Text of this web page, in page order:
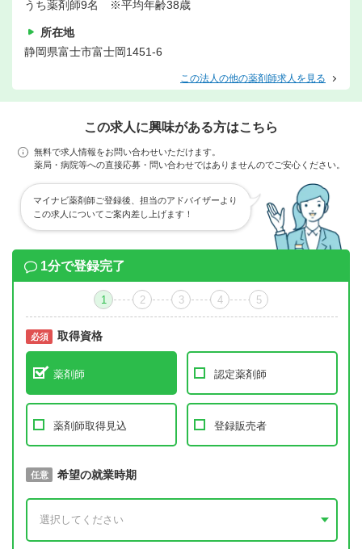
うち薬剤師9名 ※平均年齢38歳
所在地
静岡県富士市富士岡1451-6
この法人の他の薬剤師求人を見る
この求人に興味がある方はこちら
無料で求人情報をお問い合わせいただけます。
薬局・病院等への直接応募・問い合わせではありませんのでご安心ください。
マイナビ薬剤師ご登録後、担当のアドバイザーより
この求人についてご案内差し上げます！
1分で登録完了
1 2 3 4 5
必須 取得資格
薬剤師 認定薬剤師
薬剤師取得見込 登録販売者
必須 取得予定年
任意 希望の就業時期